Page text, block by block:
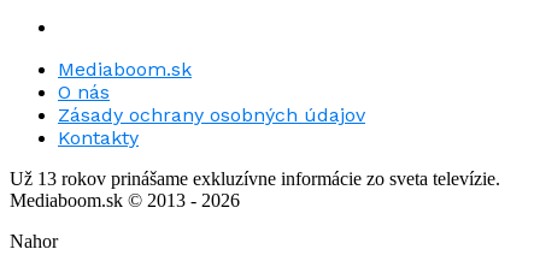
Mediaboom.sk
O nás
Zásady ochrany osobných údajov
Kontakty
Už 13 rokov prinášame exkluzívne informácie zo sveta televízie.
Mediaboom.sk © 2013 - 2026
Nahor